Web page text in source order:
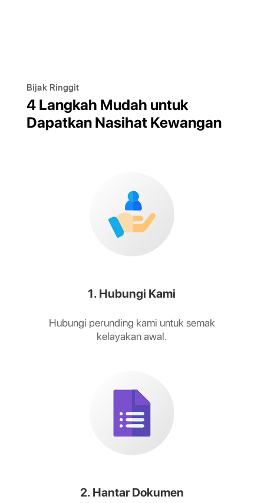
Bijak Ringgit
4 Langkah Mudah untuk
Dapatkan Nasihat Kewangan
1. Hubungi Kami
Hubungi perunding kami untuk semak
kelayakan awal.
2. Hantar Dokumen